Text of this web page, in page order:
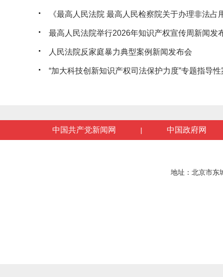
《最高人民法院 最高人民检察院关于办理非法占
最高人民法院举行2026年知识产权宣传周新闻发
人民法院反家庭暴力典型案例新闻发布会
“加大科技创新知识产权司法保护力度”专题指导
中国共产党新闻网 | 中国政府网
地址：北京市东